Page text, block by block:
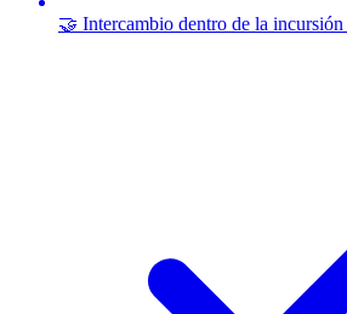
🤝 Intercambio dentro de la